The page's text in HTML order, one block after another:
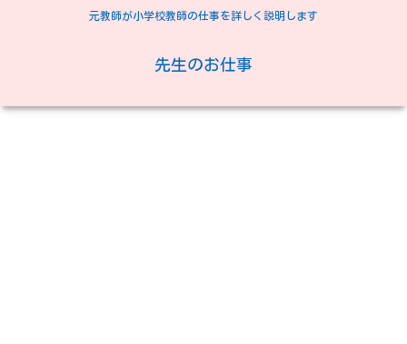
元教師が小学校教師の仕事を詳しく説明します
先生のお仕事